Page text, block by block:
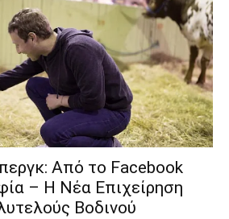
Από το Facebook
– Η Νέα Επιχείρηση
Βοδινού